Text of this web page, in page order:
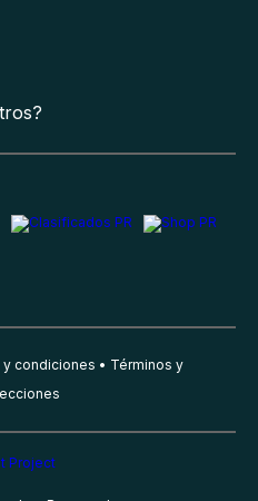
y condiciones
Términos y